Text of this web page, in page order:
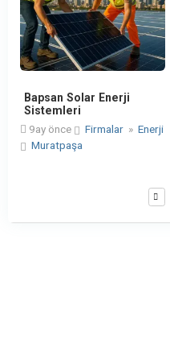
Bapsan Solar Enerji
Sistemleri
9ay önce
Firmalar » Enerji
Muratpaşa